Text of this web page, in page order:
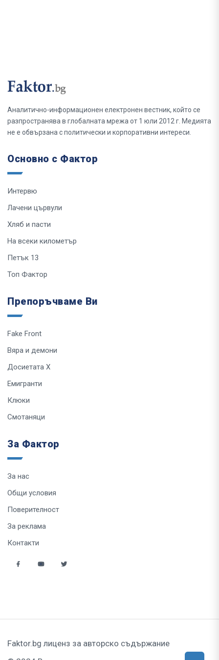
Аналитично-информационен електронен вестник, който се
разпространява в глобалната мрежа от 1 юли 2012 г. Медията
не е обвързана с политически и корпоративни интереси.
Основно с Фактор
Интервю
Лачени цървули
Хляб и пасти
На всеки километър
Петък 13
Топ Фактор
Препоръчваме Ви
Fake Front
Вяра и демони
Досиетата Х
Емигранти
Клюки
Смотаняци
За Фактор
За нас
Общи условия
Поверителност
За реклама
Контакти
Faktor.bg лиценз за авторско съдържание